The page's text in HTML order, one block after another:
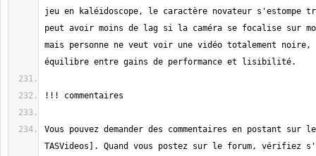
jeu en kaléidoscope, le caractère novateur s'estompe
peut avoir moins de lag si la caméra se focalise sur
mais personne ne veut voir une vidéo totalement noire,
Vous pouvez demander des commentaires en postant sur
TASVideos]. Quand vous postez sur le forum, vérifiez